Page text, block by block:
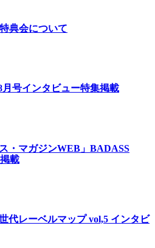
典会について
号インタビュー特集掲載
・マガジンWEB」BADASS
載
代レーベルマップ vol,5 インタビ